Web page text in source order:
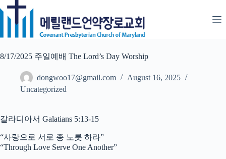
Skip
to
content
8/17/2025 주일예배 The Lord’s Day Worship
dongwoo17@gmail.com
August 16, 2025
Uncategorized
갈라디아서 Galatians 5:13-15
“사랑으로 서로 종 노릇 하라”
“Through Love Serve One Another”